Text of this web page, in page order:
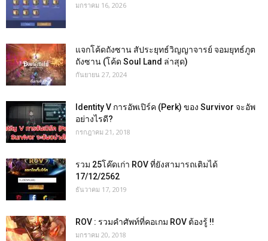
มกราคม 16, 2026
แจกโค้ดถังซาน สัประยุทธ์วิญญาจารย์ จอมยุทธ์ภูต
ถังซาน (โค้ด Soul Land ล่าสุด)
กันยายน 27, 2024
Identity V การอัพเปิร์ค (Perk) ของ Survivor จะอัพ
อย่างไรดี?
กรกฎาคม 21, 2018
รวม 25โค๊ดเก่า ROV ที่ยังสามารถเติมได้
17/12/2562
ธันวาคม 17, 2019
ROV : รวมคำศัพท์ที่คอเกม ROV ต้องรู้ !!
มกราคม 20, 2018